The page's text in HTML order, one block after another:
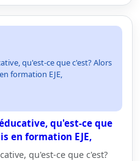
qu'est-ce que c'est? Alors
formation EJE,
qu'est-ce que
en formation EJE,
qu'est-ce que c'est?